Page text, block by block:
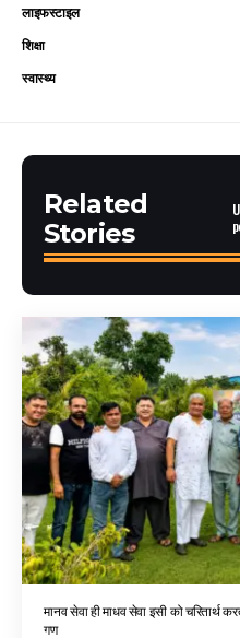
लाइफस्टाइल
शिक्षा
स्वास्थ्य
Related
Stories
मानव सेवा ही माधव सेवा इसी को चरितार्थ
गण